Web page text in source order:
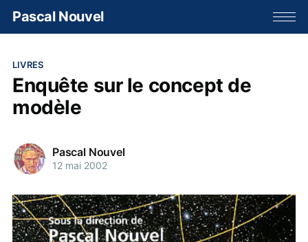
Pascal Nouvel
LIVRES
Enquête sur le concept de
modèle
Pascal Nouvel
12 mai 2002